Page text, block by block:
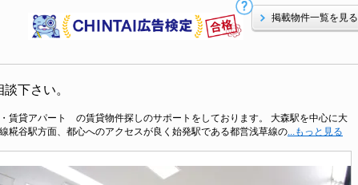
掲載物件一覧を見る
下さい。
貸アパート の賃貸物件探しのサポートをしております。 大森駅を中心に大
糀谷駅方面、都心へのアクセスが良く始発駅である都営浅草線の ...もっと見る